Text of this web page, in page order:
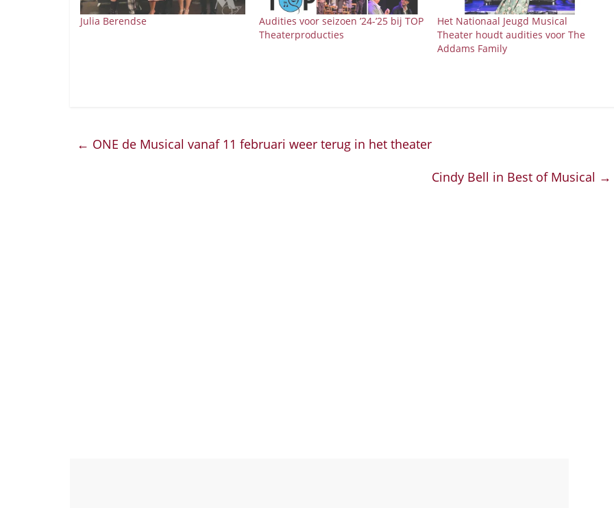
Julia Berendse
Audities voor seizoen ’24-’25 bij TOP
Theaterproducties
Het Nationaal Jeugd Musical
Theater houdt audities voor The
Addams Family
← ONE de Musical vanaf 11 februari weer terug in het theater
Cindy Bell in Best of Musical →